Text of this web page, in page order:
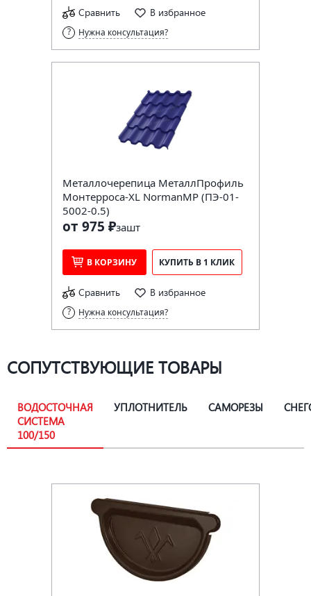
Сравнить В избранное
Нужна консультация?
Металлочерепица МеталлПрофиль
Монтерроса-XL NormanMP (ПЭ-01-
5002-0.5)
от 975 ₽зашт
В КОРЗИНУ КУПИТЬ В 1 КЛИК
Сравнить В избранное
Нужна консультация?
СОПУТСТВУЮЩИЕ ТОВАРЫ
ВОДОСТОЧНАЯ
СИСТЕМА
100/150
УПЛОТНИТЕЛЬ САМОРЕЗЫ